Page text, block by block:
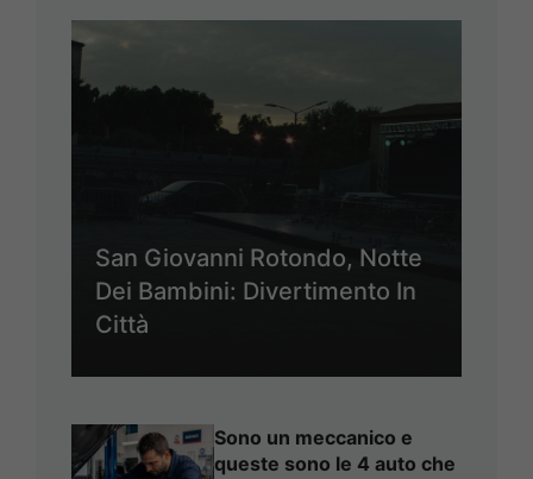
San Giovanni Rotondo, Notte
Dei Bambini: Divertimento In
Città
Sono un meccanico e
queste sono le 4 auto che